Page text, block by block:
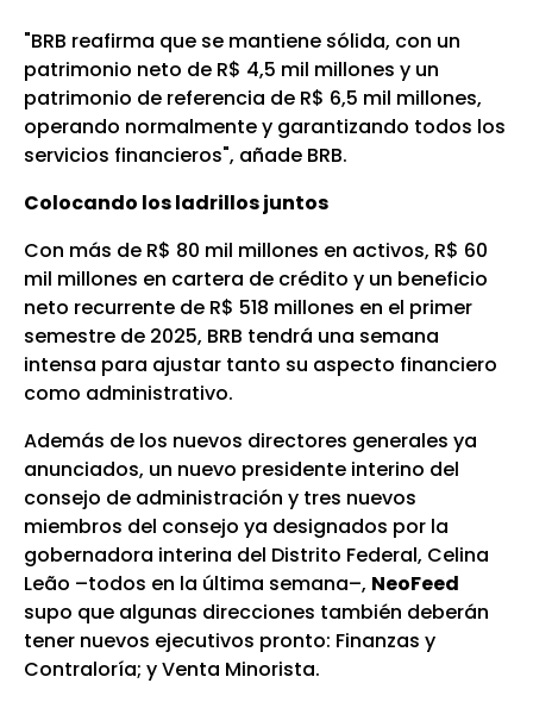
"BRB reafirma que se mantiene sólida, con un
patrimonio neto de R$ 4,5 mil millones y un
patrimonio de referencia de R$ 6,5 mil millones,
operando normalmente y garantizando todos los
servicios financieros", añade BRB.
Colocando los ladrillos juntos
Con más de R$ 80 mil millones en activos, R$ 60
mil millones en cartera de crédito y un beneficio
neto recurrente de R$ 518 millones en el primer
semestre de 2025, BRB tendrá una semana
intensa para ajustar tanto su aspecto financiero
como administrativo.
Además de los nuevos directores generales ya
anunciados, un nuevo presidente interino del
consejo de administración y tres nuevos
miembros del consejo ya designados por la
gobernadora interina del Distrito Federal, Celina
Leão –todos en la última semana–, NeoFeed
supo que algunas direcciones también deberán
tener nuevos ejecutivos pronto: Finanzas y
Contraloría; y Venta Minorista.